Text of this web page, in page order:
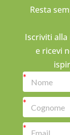
Resta
Iscriviti
e ricevi